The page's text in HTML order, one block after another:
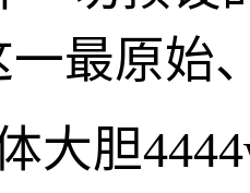
一最原始
大胆